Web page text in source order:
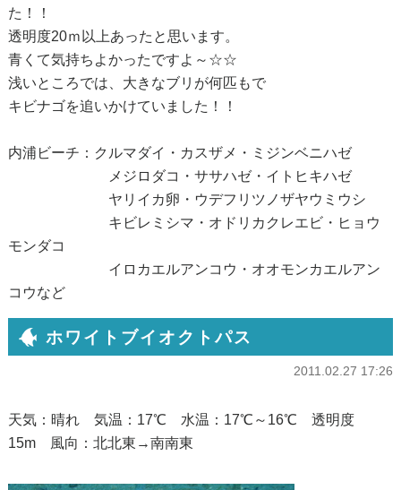
た！！
透明度20ｍ以上あったと思います。
青くて気持ちよかったですよ～☆☆
浅いところでは、大きなブリが何匹もで
キビナゴを追いかけていました！！
内浦ビーチ：クルマダイ・カスザメ・ミジンベニハゼ
メジロダコ・ササハゼ・イトヒキハゼ
ヤリイカ卵・ウデフリツノザヤウミウシ
キビレミシマ・オドリカクレエビ・ヒョウ
モンダコ
イロカエルアンコウ・オオモンカエルアン
コウなど
ホワイトブイオクトパス
2011.02.27 17:26
天気：晴れ 気温：17℃ 水温：17℃～16℃ 透明度
15m 風向：北北東→南南東